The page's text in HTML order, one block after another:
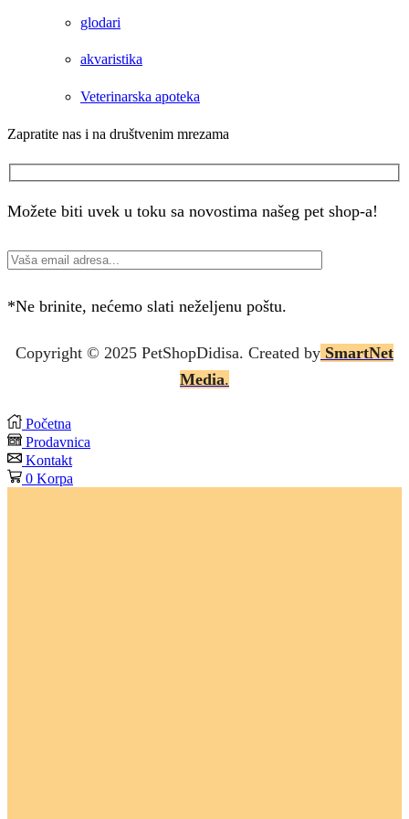
glodari
akvaristika
Veterinarska apoteka
Zapratite nas i na društvenim mrezama
Možete biti uvek u toku sa novostima našeg pet shop-a!
*Ne brinite, nećemo slati neželjenu poštu.
Copyright © 2025 PetShopDidisa. Created by SmartNet
Media.
Početna
Prodavnica
Kontakt
0 Korpa